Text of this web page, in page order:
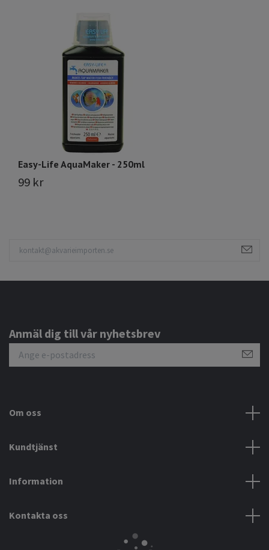
Easy-Life AquaMaker - 250ml
99 kr
Anmäl dig till vår nyhetsbrev
Om oss
Kundtjänst
Information
Kontakta oss